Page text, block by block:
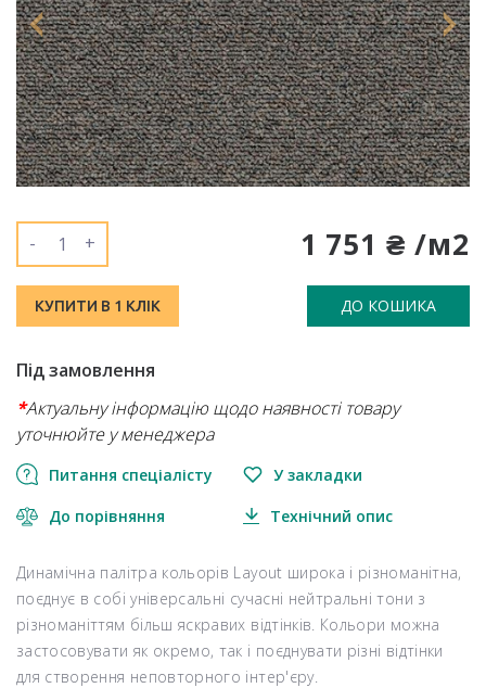
1 751 ₴ /м2
- +
КУПИТИ В 1 КЛІК ДО КОШИКА
Під замовлення
*Актуальну інформацію щодо наявності товару
уточнюйте у менеджера
Питання спеціалісту У закладки
До порівняння Технічний опис
Динамічна палітра кольорів Layout широка і різноманітна,
поєднує в собі універсальні сучасні нейтральні тони з
різноманіттям більш яскравих відтінків. Кольори можна
застосовувати як окремо, так і поєднувати різні відтінки
для створення неповторного інтер'єру.